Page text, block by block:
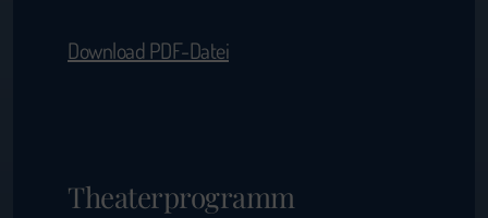
Download PDF-Datei
Theaterprogramm